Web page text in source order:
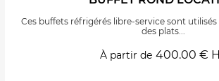
Ces buffets réfrigérés libre-service sont
des plats...
À partir de 400.00 €